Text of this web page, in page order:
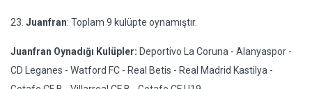
23. Juanfran: Toplam 9 kulüpte oynamıştır.
Juanfran Oynadığı Kulüpler: Deportivo La Coruna - Alanyaspor -
CD Leganes - Watford FC - Real Betis - Real Madrid Kastilya -